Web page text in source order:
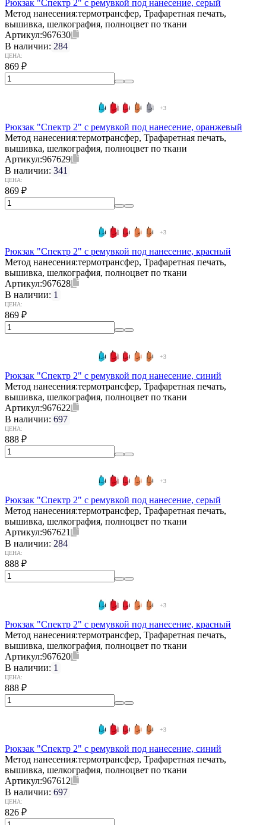
Рюкзак "Спектр 2" с ремувкой под нанесение, серый
Метод нанесения:термотрансфер, Трафаретная печать,
вышивка, шелкография, полноцвет по ткани
Артикул:967630
В наличии: 284
ЦЕНА:
869 ₽
+3
Рюкзак "Спектр 2" с ремувкой под нанесение, оранжевый
Метод нанесения:термотрансфер, Трафаретная печать,
вышивка, шелкография, полноцвет по ткани
Артикул:967629
В наличии: 341
ЦЕНА:
869 ₽
+3
Рюкзак "Спектр 2" с ремувкой под нанесение, красный
Метод нанесения:термотрансфер, Трафаретная печать,
вышивка, шелкография, полноцвет по ткани
Артикул:967628
В наличии: 1
ЦЕНА:
869 ₽
+3
Рюкзак "Спектр 2" с ремувкой под нанесение, синий
Метод нанесения:термотрансфер, Трафаретная печать,
вышивка, шелкография, полноцвет по ткани
Артикул:967622
В наличии: 697
ЦЕНА:
888 ₽
+3
Рюкзак "Спектр 2" с ремувкой под нанесение, серый
Метод нанесения:термотрансфер, Трафаретная печать,
вышивка, шелкография, полноцвет по ткани
Артикул:967621
В наличии: 284
ЦЕНА:
888 ₽
+3
Рюкзак "Спектр 2" с ремувкой под нанесение, красный
Метод нанесения:термотрансфер, Трафаретная печать,
вышивка, шелкография, полноцвет по ткани
Артикул:967620
В наличии: 1
ЦЕНА:
888 ₽
+3
Рюкзак "Спектр 2" с ремувкой под нанесение, синий
Метод нанесения:термотрансфер, Трафаретная печать,
вышивка, шелкография, полноцвет по ткани
Артикул:967612
В наличии: 697
ЦЕНА:
826 ₽